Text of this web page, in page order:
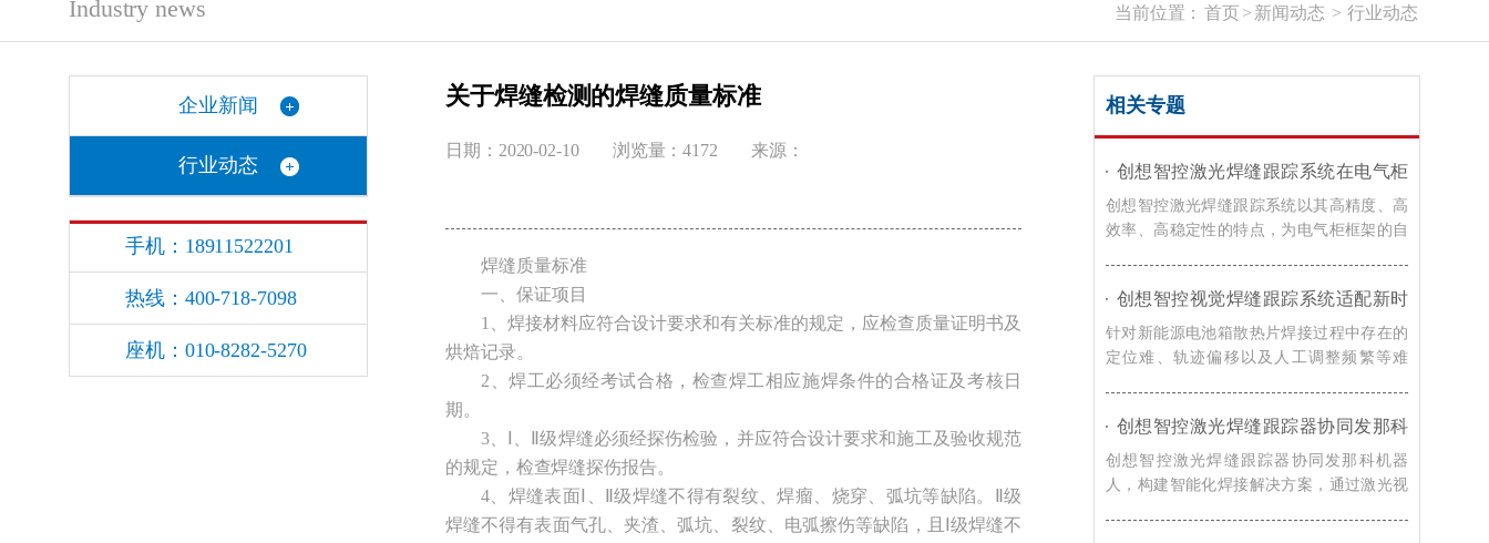
Industry news 当前位置： 首页> 新闻动态 > 行业动态
关于焊缝检测的焊缝质量标准
日期：2020-02-10 浏览量：4172 来源：
焊缝质量标准
一、保证项目
1、焊接材料应符合设计要求和有关标准的规定，应检查质量证明书及
烘焙记录。
2、焊工必须经考试合格，检查焊工相应施焊条件的合格证及考核日
期。
3、Ⅰ、Ⅱ级焊缝必须经探伤检验，并应符合设计要求和施工及验收规范
的规定，检查焊缝探伤报告。
4、焊缝表面Ⅰ、Ⅱ级焊缝不得有裂纹、焊瘤、烧穿、弧坑等缺陷。Ⅱ级
焊缝不得有表面气孔、夹渣、弧坑、裂纹、电弧擦伤等缺陷，且Ⅰ级焊缝不
相关专题
创想智控激光焊缝跟踪系统在电气柜
框架自动化焊接的应用
创想智控激光焊缝跟踪系统以其高精度、高
效率、高稳定性的特点，为电气柜框架的自
升了企业的竞争力。
创想智控视觉焊缝跟踪系统适配新时
达机器人，实现新能源电池箱散热片
焊接智能化升级
针对新能源电池箱散热片焊接过程中存在的
定位难、轨迹偏移以及人工调整频繁等难
级。
创想智控激光焊缝跟踪器协同发那科
机器人，实现转向架焊接精准自动化
创想智控激光焊缝跟踪器协同发那科机器
人，构建智能化焊接解决方案，通过激光视
企业新闻
行业动态
手机：18911522201
热线：400-718-7098
座机：010-8282-5270